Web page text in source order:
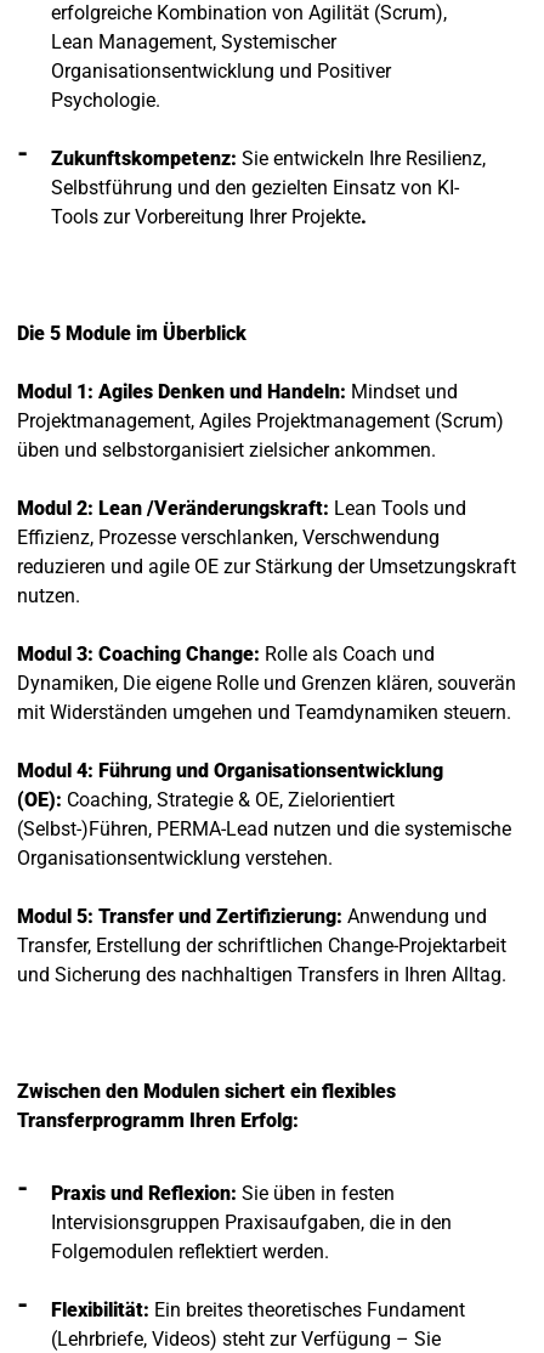
erfolgreiche Kombination von Agilität (Scrum),
Lean Management, Systemischer
Organisationsentwicklung und Positiver
Psychologie.
Zukunftskompetenz: Sie entwickeln Ihre Resilienz,
Selbstführung und den gezielten Einsatz von KI-
Tools zur Vorbereitung Ihrer Projekte.
Die 5 Module im Überblick
Modul 1: Agiles Denken und Handeln: Mindset und
Projektmanagement, Agiles Projektmanagement (Scrum)
üben und selbstorganisiert zielsicher ankommen.
Modul 2: Lean /Veränderungskraft: Lean Tools und
Effizienz, Prozesse verschlanken, Verschwendung
reduzieren und agile OE zur Stärkung der Umsetzungskraft
nutzen.
Modul 3: Coaching Change: Rolle als Coach und
Dynamiken, Die eigene Rolle und Grenzen klären, souverän
mit Widerständen umgehen und Teamdynamiken steuern.
Modul 4: Führung und Organisationsentwicklung
(OE): Coaching, Strategie & OE, Zielorientiert
(Selbst-)Führen, PERMA-Lead nutzen und die systemische
Organisationsentwicklung verstehen.
Modul 5: Transfer und Zertifizierung: Anwendung und
Transfer, Erstellung der schriftlichen Change-Projektarbeit
und Sicherung des nachhaltigen Transfers in Ihren Alltag.
Zwischen den Modulen sichert ein flexibles
Transferprogramm Ihren Erfolg:
Praxis und Reflexion: Sie üben in festen
Intervisionsgruppen Praxisaufgaben, die in den
Folgemodulen reflektiert werden.
Flexibilität: Ein breites theoretisches Fundament
(Lehrbriefe, Videos) steht zur Verfügung – Sie